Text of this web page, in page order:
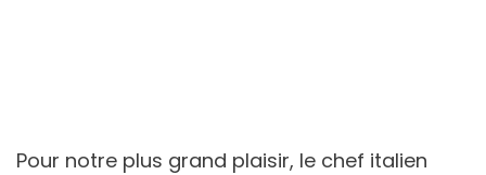
Pour notre plus grand plaisir, le chef italien